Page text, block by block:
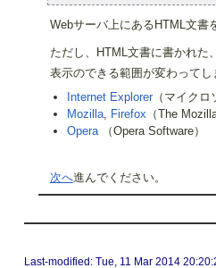
Webサーバ上にあるHTML文書
ただし、HTML文書に書かれた
表示のできる範囲が変わってし
Internet Explorer（マイクロ
Mozilla, Firefox （The
Opera（Opera Software）
次へ進んでください。
Last-modified: Tue, 11 Mar 2014